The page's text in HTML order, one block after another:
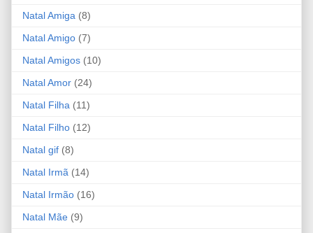
Natal Amiga (8)
Natal Amigo (7)
Natal Amigos (10)
Natal Amor (24)
Natal Filha (11)
Natal Filho (12)
Natal gif (8)
Natal Irmã (14)
Natal Irmão (16)
Natal Mãe (9)